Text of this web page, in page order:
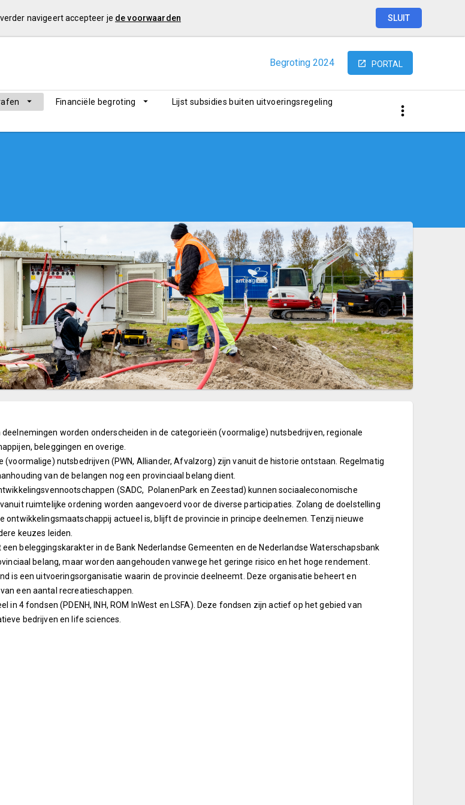
navigeert accepteer je de voorwaarden SLUIT
Begroting 2024 PORTAL
Financiële begroting
Lijst subsidies buiten uitvoeringsregeling
deelnemingen worden onderscheiden in de categorieën (voormalige) nutsbedrijven, regionale
beleggingen en overige.
(voormalige) nutsbedrijven (PWN, Alliander, Afvalzorg) zijn vanuit de historie ontstaan. Regelmatig
van de belangen nog een provinciaal belang dient.
(SADC, PolanenPark en Zeestad) kunnen sociaaleconomische
ruimtelijke ordening worden aangevoerd voor de diverse participaties. Zolang de doelstelling
ontwikkelingsmaatschappij actueel is, blijft de provincie in principe deelnemen. Tenzij nieuwe
keuzes leiden.
beleggingskarakter in de Bank Nederlandse Gemeenten en de Nederlandse Waterschapsbank
belang, maar worden aangehouden vanwege het geringe risico en het hoge rendement.
is een uitvoeringsorganisatie waarin de provincie deelneemt. Deze organisatie beheert en
een aantal recreatieschappen.
in 4 fondsen (PDENH, INH, ROM InWest en LSFA). Deze fondsen zijn actief op het gebied van
bedrijven en life sciences.